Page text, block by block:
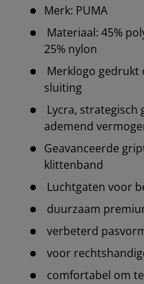
Merk: PUMA
Materiaal: 45%
25% nylon
Merklogo gedrukt
sluiting
Lycra, strategisch
ademend
Geavanceerde
klittenband
Luchtgaten voor
duurzaam
verbeterd
voor
comfortabel om